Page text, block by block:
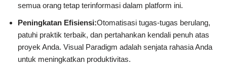
semua orang tetap terinformasi dalam platform ini.
Peningkatan Efisiensi:Otomatisasi tugas-tugas berulang,
patuhi praktik terbaik, dan pertahankan kendali penuh atas
proyek Anda. Visual Paradigm adalah senjata rahasia Anda
untuk meningkatkan produktivitas.